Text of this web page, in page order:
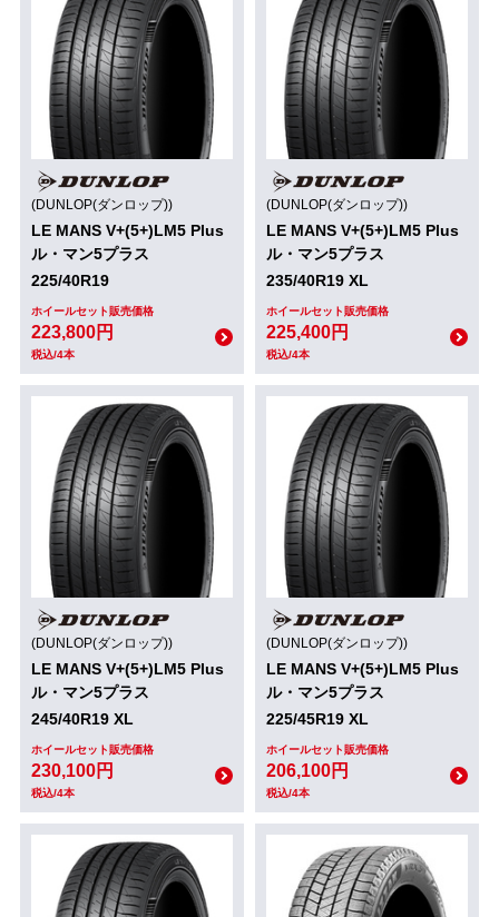
(DUNLOP(ダンロップ))
LE MANS V+(5+)LM5 Plus
ル・マン5プラス
225/40R19
ホイールセット販売価格
223,800円
税込/4本
(DUNLOP(ダンロップ))
LE MANS V+(5+)LM5 Plus
ル・マン5プラス
235/40R19 XL
ホイールセット販売価格
225,400円
税込/4本
(DUNLOP(ダンロップ))
LE MANS V+(5+)LM5 Plus
ル・マン5プラス
245/40R19 XL
ホイールセット販売価格
230,100円
税込/4本
(DUNLOP(ダンロップ))
LE MANS V+(5+)LM5 Plus
ル・マン5プラス
225/45R19 XL
ホイールセット販売価格
206,100円
税込/4本